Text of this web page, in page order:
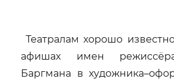
Театралам хорошо
афишах имен
Баргмана в